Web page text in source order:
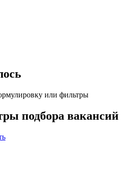
или фильтры
подбора вакансий